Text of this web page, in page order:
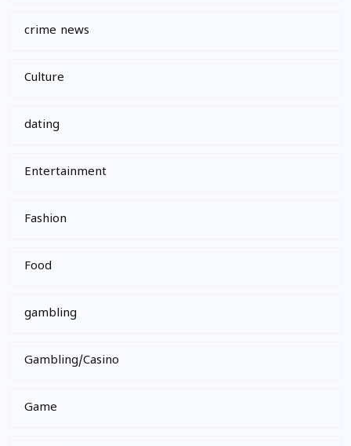
crime news
Culture
dating
Entertainment
Fashion
Food
gambling
Gambling/Casino
Game